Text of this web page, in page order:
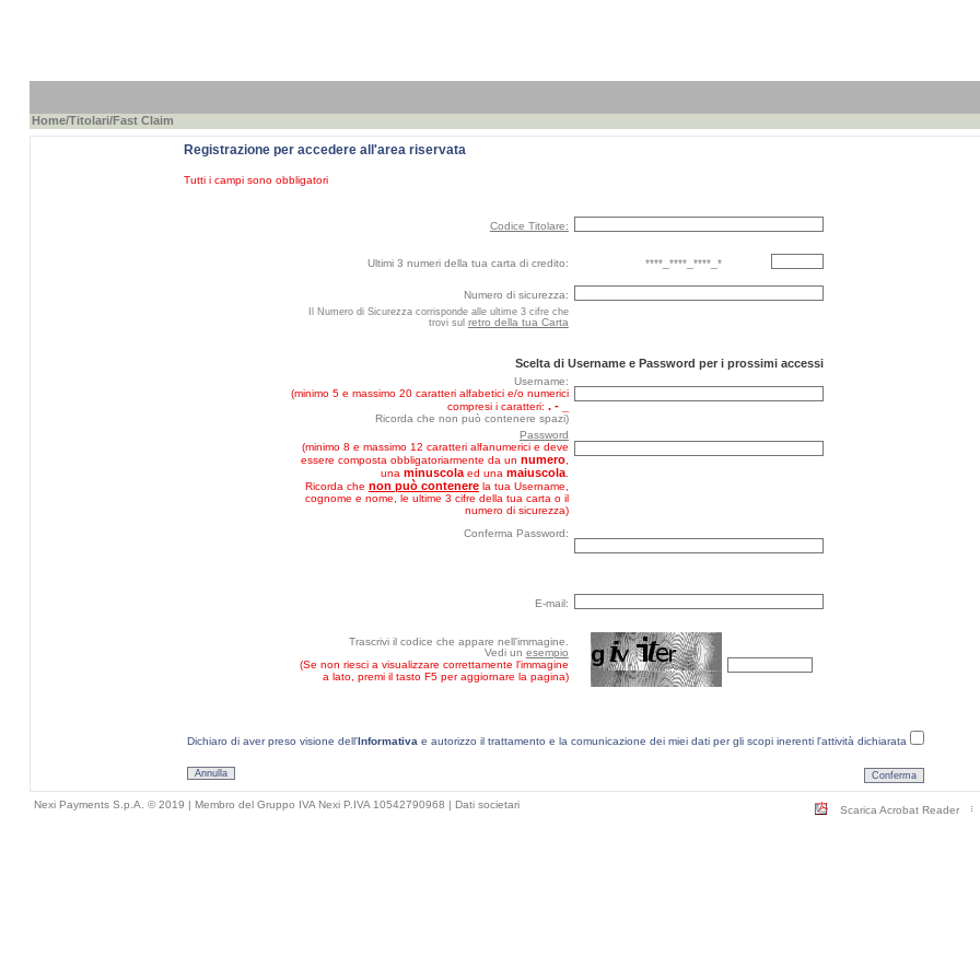
Home/Titolari/Fast Claim
Registrazione per accedere all'area riservata
Tutti i campi sono obbligatori
Codice Titolare:
Ultimi 3 numeri della tua carta di credito: ****_****_****_*
Numero di sicurezza:
Il Numero di Sicurezza corrisponde alle ultime 3 cifre che
trovi sul retro della tua Carta
Scelta di Username e Password per i prossimi accessi
Username:
(minimo 5 e massimo 20 caratteri alfabetici e/o numerici
compresi i caratteri: . - _
Ricorda che non può contenere spazi)
Password
(minimo 8 e massimo 12 caratteri alfanumerici e deve
essere composta obbligatoriarmente da un numero,
una minuscolaed una maiuscola.
Ricorda che non può contenerela tua Username,
cognome e nome, le ultime 3 cifre della tua carta o il
numero di sicurezza)
Conferma Password:
E-mail:
Trascrivi il codice che appare nell'immagine.
Vedi un esempio
(Se non riesci a visualizzare correttamente l'immagine
a lato, premi il tasto F5 per aggiornare la pagina)
Dichiaro di aver preso visione dell'Informativa e autorizzo il trattamento e la comunicazione dei miei dati per gli scopi inerenti l'attività dichiarata
Annulla
Nexi Payments S.p.A. © 2019 | Membro del Gruppo IVA Nexi P.IVA 10542790968 | Dati societari Scarica Acrobat Reader